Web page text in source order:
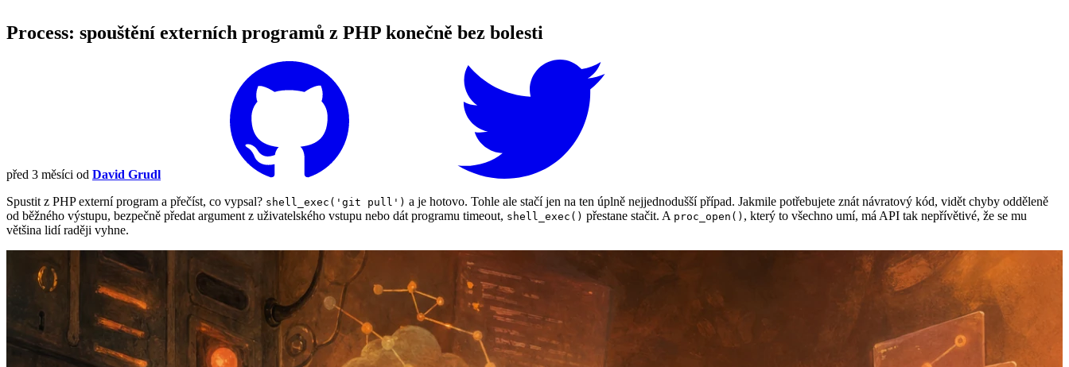
Process: spouštění externích programů z PHP konečně bez bolesti
před 3 měsíci od David Grudl
Spustit z PHP externí program a přečíst, co vypsal? shell_exec('git pull') a je hotovo. Tohle ale stačí jen na ten úplně nejjednodušší případ. Jakmile potřebujete znát návratový kód, vidět chyby odděleně
od běžného výstupu, bezpečně předat argument z uživatelského vstupu nebo dát programu timeout, shell_exec() přestane stačit. A proc_open() , který to všechno umí, má API tak nepřívětivé, že se mu
většina lidí raději vyhne.